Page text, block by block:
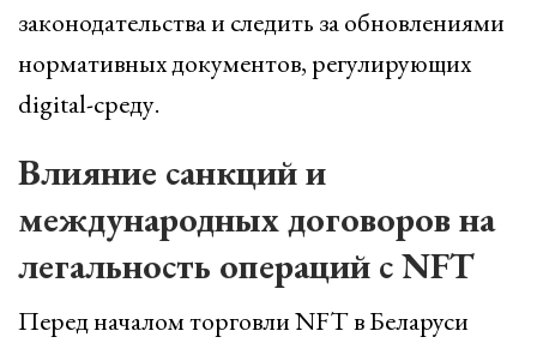
законодательства и следить за обновлениями
нормативных документов, регулирующих
digital-среду.
Влияние санкций и
международных договоров на
легальность операций с NFT
Перед началом торговли NFT в Беларуси